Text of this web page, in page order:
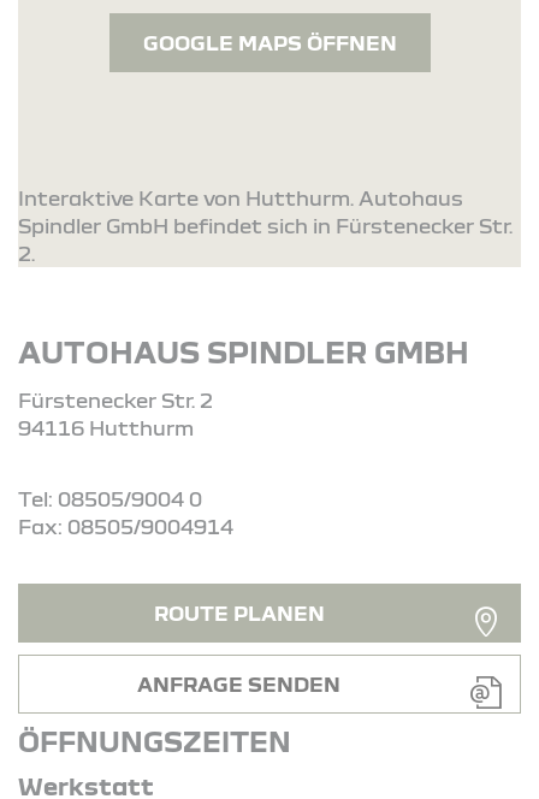
GOOGLE MAPS ÖFFNEN
Interaktive Karte von Hutthurm. Autohaus
Spindler GmbH befindet sich in Fürstenecker Str.
2.
AUTOHAUS SPINDLER GMBH
Fürstenecker Str. 2
94116 Hutthurm
Tel: 08505/9004 0
Fax: 08505/9004914
ROUTE PLANEN
ANFRAGE SENDEN
ÖFFNUNGSZEITEN
Werkstatt